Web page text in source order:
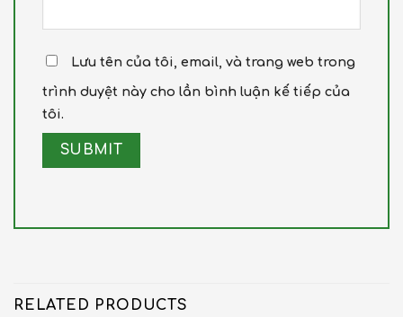
Lưu tên của tôi, email, và trang web trong
trình duyệt này cho lần bình luận kế tiếp của
tôi.
RELATED PRODUCTS